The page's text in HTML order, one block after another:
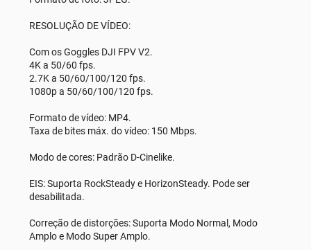
RESOLUÇÃO DE VÍDEO:
Com os Goggles DJI FPV V2.
4K a 50/60 fps.
2.7K a 50/60/100/120 fps.
1080p a 50/60/100/120 fps.
Formato de vídeo: MP4.
Taxa de bites máx. do vídeo: 150 Mbps.
Modo de cores: Padrão D-Cinelike.
EIS: Suporta RockSteady e HorizonSteady. Pode ser
desabilitada.
Correção de distorções: Suporta Modo Normal, Modo
Amplo e Modo Super Amplo.